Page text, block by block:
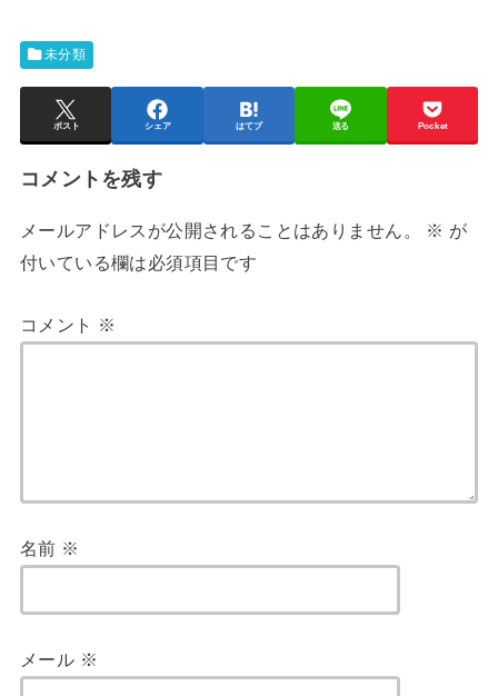
未分類
ポスト シェア はてブ 送る Pocket
コメントを残す
メールアドレスが公開されることはありません。 ※ が
付いている欄は必須項目です
コメント ※
名前 ※
メール ※